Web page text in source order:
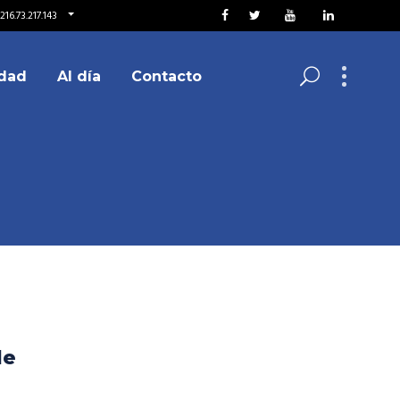
Al día Contacto